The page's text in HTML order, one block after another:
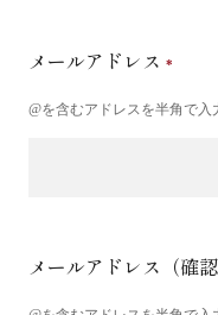
メールアドレス
@を含むアドレスを半角で入
メールアドレス（確認